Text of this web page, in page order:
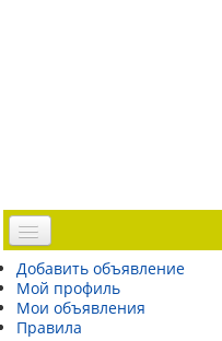
Доска объявлений
Погода Эстонии
Открытки
Добавить объявление
Мой профиль
Мои объявления
Правила